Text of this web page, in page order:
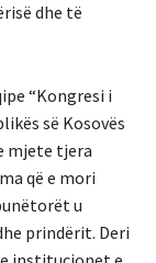
dhe të
“Kongresi i
së Kosovës
mjete tjera
që e mori
u
prindërit. Deri